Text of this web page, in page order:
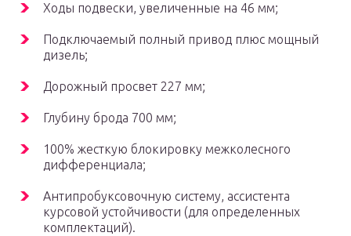
Ходы подвески, увеличенные на 46 мм;
Подключаемый полный привод плюс мощный
дизель;
Дорожный просвет 227 мм;
Глубину брода 700 мм;
100% жесткую блокировку межколесного
дифференциала;
Антипробуксовочную систему, ассистента
курсовой устойчивости (для определенных
комплектаций).